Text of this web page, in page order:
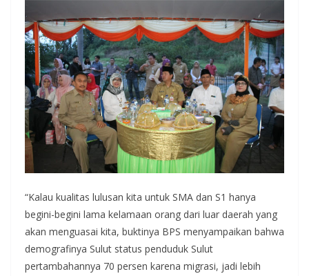
“Kalau kualitas lulusan kita untuk SMA dan S1 hanya
begini-begini lama kelamaan orang dari luar daerah yang
akan menguasai kita, buktinya BPS menyampaikan bahwa
demografinya Sulut status penduduk Sulut
pertambahannya 70 persen karena migrasi, jadi lebih